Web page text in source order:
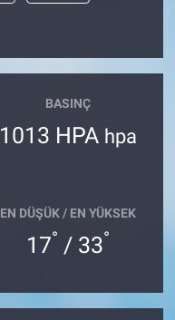
BASINÇ
1013 HPA hpa
EN DÜŞÜK / EN YÜKSEK
17° / 33°